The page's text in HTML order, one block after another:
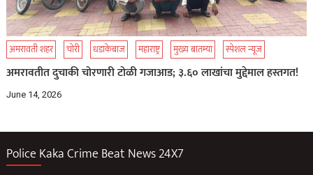
अमरावती शहर चोरी धडाकेबाज महाराष्ट्र मुख्य बातम्या स्पेशल न्यूज
अमरावतीत दुचाकी चोरणारी टोळी गजाआड; ३.६० लाखांचा मुद्देमाल हस्तगत!
June 14, 2026
Police Kaka Crime Beat News 24X7